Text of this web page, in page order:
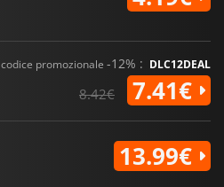
codice promozionale -12% : DLC12DEAL
8.42€ 7.41€
13.99€